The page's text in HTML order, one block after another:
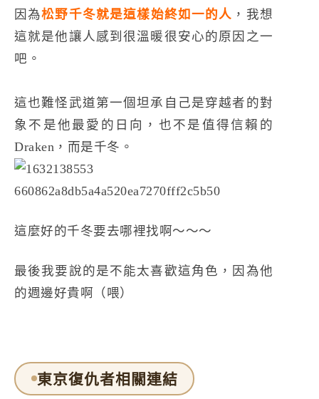
因為松野千冬就是這樣始終如一的人 ，我想
這就是他讓人感到很溫暖很安心的原因之一
吧。
這也難怪武道第一個坦承自己是穿越者的對
象不是他最愛的日向，也不是值得信賴的
Draken，而是千冬。
這麼好的千冬要去哪裡找啊～～～
最後我要說的是不能太喜歡這角色，因為他
的週邊好貴啊（喂）
東京復仇者相關連結